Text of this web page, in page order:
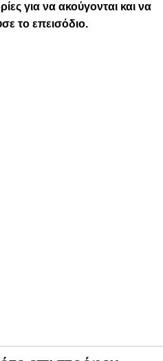
για να ακούγονται και να
το επεισόδιο.